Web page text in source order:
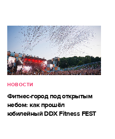
НОВОСТИ
Фитнес-город под открытым
небом: как прошёл
юбилейный DDX Fitness FEST